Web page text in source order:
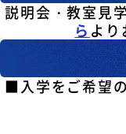
説明会・教室見
ら より
■入学をご希望